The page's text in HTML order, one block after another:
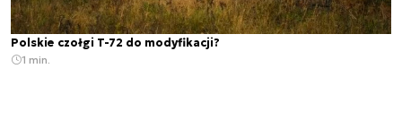
Polskie czołgi T-72 do modyfikacji?
1 min.